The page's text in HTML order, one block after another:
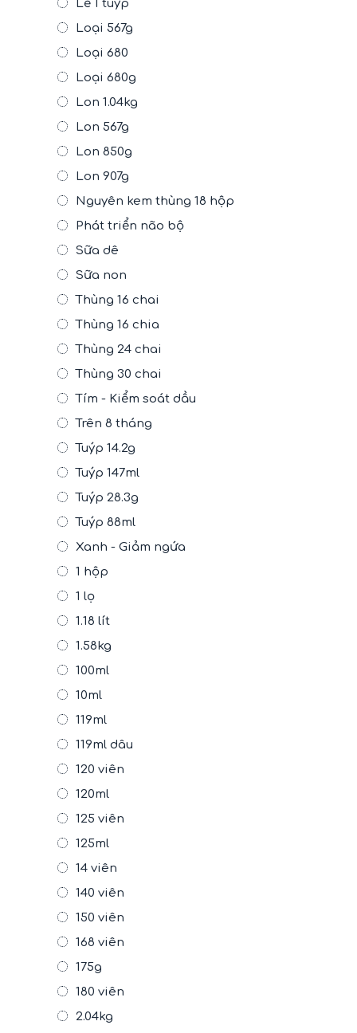
Lẻ 1 tuýp
Loại 567g
Loại 680
Loại 680g
Lon 1.04kg
Lon 567g
Lon 850g
Lon 907g
Nguyên kem thùng 18 hộp
Phát triển não bộ
Sữa dê
Sữa non
Thùng 16 chai
Thùng 16 chia
Thùng 24 chai
Thùng 30 chai
Tím - Kiểm soát dầu
Trên 8 tháng
Tuýp 14.2g
Tuýp 147ml
Tuýp 28.3g
Tuýp 88ml
Xanh - Giảm ngứa
1 hộp
1 lọ
1.18 lít
1.58kg
100ml
10ml
119ml
119ml dâu
120 viên
120ml
125 viên
125ml
14 viên
140 viên
150 viên
168 viên
175g
180 viên
2.04kg